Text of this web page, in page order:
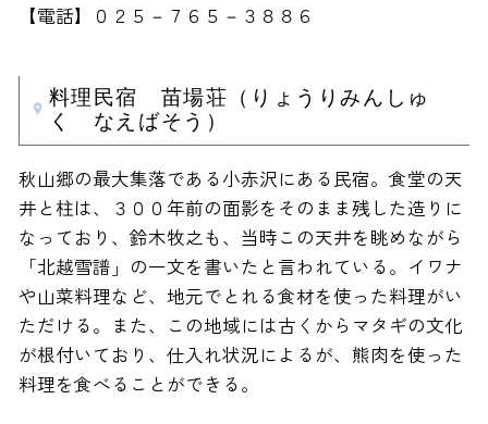
【電話】０２５－７６５－３８８６
料理民宿 苗場荘（りょうりみんしゅ
く なえばそう）
秋山郷の最大集落である小赤沢にある民宿。食堂の天
井と柱は、３００年前の面影をそのまま残した造りに
なっており、鈴木牧之も、当時この天井を眺めながら
「北越雪譜」の一文を書いたと言われている。イワナ
や山菜料理など、地元でとれる食材を使った料理がい
ただける。また、この地域には古くからマタギの文化
が根付いており、仕入れ状況によるが、熊肉を使った
料理を食べることができる。